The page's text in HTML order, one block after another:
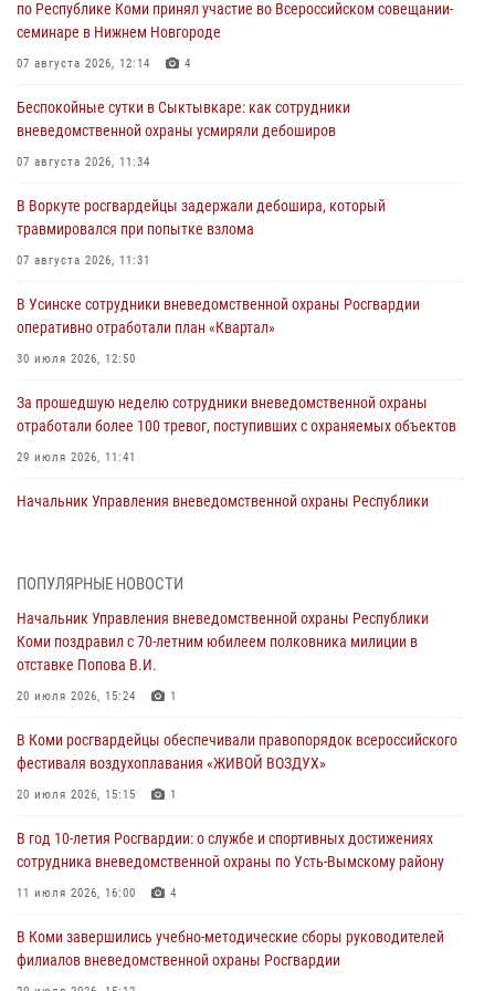
по Республике Коми принял участие во Всероссийском совещании-
семинаре в Нижнем Новгороде
07 августа 2026, 12:14 4
Беспокойные сутки в Сыктывкаре: как сотрудники
вневедомственной охраны усмиряли дебоширов
07 августа 2026, 11:34
В Воркуте росгвардейцы задержали дебошира, который
травмировался при попытке взлома
07 августа 2026, 11:31
В Усинске сотрудники вневедомственной охраны Росгвардии
оперативно отработали план «Квартал»
30 июля 2026, 12:50
За прошедшую неделю сотрудники вневедомственной охраны
отработали более 100 тревог, поступивших с охраняемых объектов
29 июля 2026, 11:41
Начальник Управления вневедомственной охраны Республики
20 июля 2026, 15:24 1
В Коми росгвардейцы обеспечивали правопорядок всероссийского
фестиваля воздухоплавания «ЖИВОЙ ВОЗДУХ»
филиалов вневедомственной охраны Росгвардии
20 июля 2026, 15:12
тревога в медицинские учреждения
20 июля 2026, 15:08
задержали необычного покупателя
20 июля 2026, 15:03
ПОПУЛЯРНЫЕ НОВОСТИ
Начальник Управления вневедомственной охраны Республики
Коми поздравил с 70-летним юбилеем полковника милиции в
отставке Попова В.И.
20 июля 2026, 15:24 1
В Коми росгвардейцы обеспечивали правопорядок всероссийского
фестиваля воздухоплавания «ЖИВОЙ ВОЗДУХ»
20 июля 2026, 15:15 1
В год 10-летия Росгвардии: о службе и спортивных достижениях
сотрудника вневедомственной охраны по Усть-Вымскому району
11 июля 2026, 16:00 4
В Коми завершились учебно-методические сборы руководителей
филиалов вневедомственной охраны Росгвардии